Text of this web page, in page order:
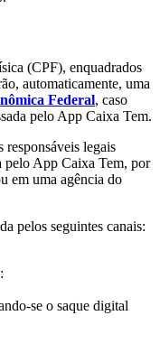
(CPF), enquadrados
automaticamente, uma
Federal, caso
pelo App Caixa Tem.
responsáveis legais
pelo App Caixa Tem, por
em uma agência do
pelos seguintes canais:
se o saque digital